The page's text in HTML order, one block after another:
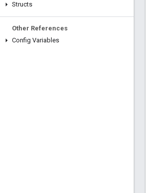
Structs
Other References
Config Variables